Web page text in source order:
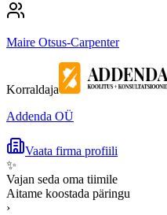
Maire Otsus-Carpenter
Korraldaja
Addenda OÜ
Vaata firma profiili
✨
Vajan seda oma tiimile
Aitame koostada päringu
›